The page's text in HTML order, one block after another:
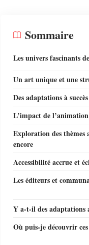
Sommaire
Les univers fascinants
Un art unique et une
Des adaptations à succès
L’impact de
Exploration des
encore
Accessibilité accrue et
Les éditeurs et
Y a-t-il des adaptations
Où puis-je découvrir